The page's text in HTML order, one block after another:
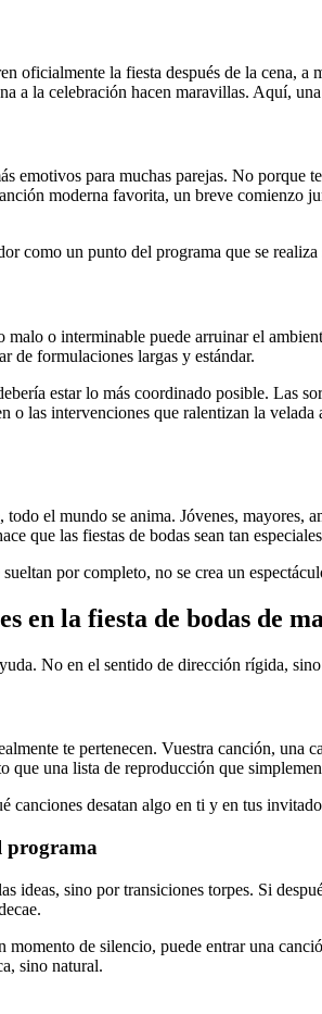
oficialmente la fiesta después de la cena,
a la celebración hacen maravillas. Aquí,
emotivos para muchas parejas. No porque
moderna favorita, un breve
como un punto del programa que se realiza
o interminable puede arruinar el
de formulaciones largas y estándar.
estar lo más coordinado posible. Las
las intervenciones que ralentizan la
el mundo se anima. Jóvenes,
que las fiestas de bodas sean tan
por completo, no se crea un
en la fiesta de bodas de
No en el sentido de dirección rígida,
te pertenecen. Vuestra canción,
una lista de reproducción que
canciones desatan algo en ti y en tus
programa
ideas, sino por transiciones torpes. Si
de silencio, puede entrar una
sino natural.